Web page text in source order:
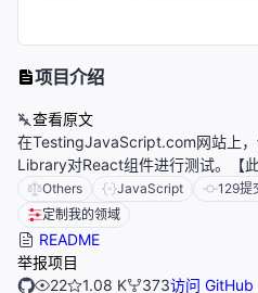
项目介绍
查看原文
在TestingJavaScript.com网站上
Library对React组件进行测试。【此
Others JavaScript 129提
定制我的领域
README
举报项目
22
1.08 K 373访问 GitHub